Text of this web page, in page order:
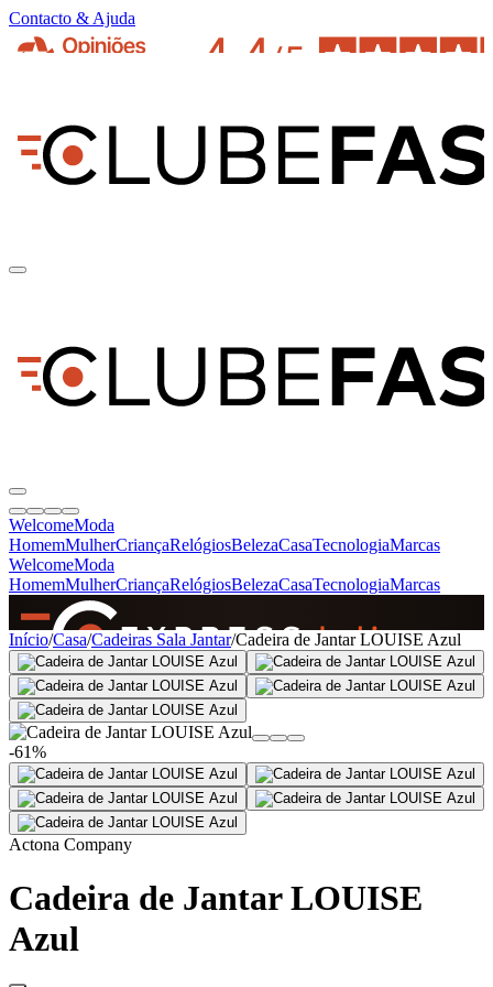
Contacto & Ajuda
WelcomeModa
HomemMulherCriançaRelógiosBelezaCasaTecnologiaMarcas
WelcomeModa
HomemMulherCriançaRelógiosBelezaCasaTecnologiaMarcas
SINCE 2005
+de 36.000 reviews
Início/Casa/Cadeiras Sala Jantar/Cadeira de Jantar LOUISE Azul
-61%
Actona Company
Cadeira de Jantar LOUISE
Azul